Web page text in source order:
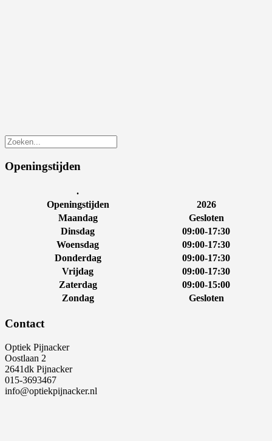
Openingstijden
.
Openingstijden
2026
Maandag
Gesloten
Dinsdag
09:00-17:30
Woensdag
09:00-17:30
Donderdag
09:00-17:30
Vrijdag
09:00-17:30
Zaterdag
09:00-15:00
Zondag
Gesloten
Contact
Optiek Pijnacker
Oostlaan 2
2641dk Pijnacker
015-3693467
info@optiekpijnacker.nl